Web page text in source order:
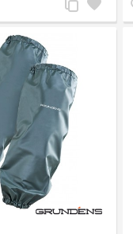
till i
till